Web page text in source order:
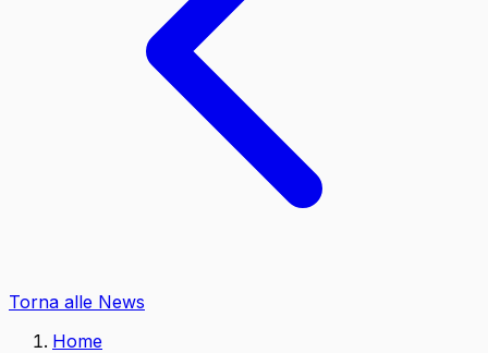
Torna alle News
Home